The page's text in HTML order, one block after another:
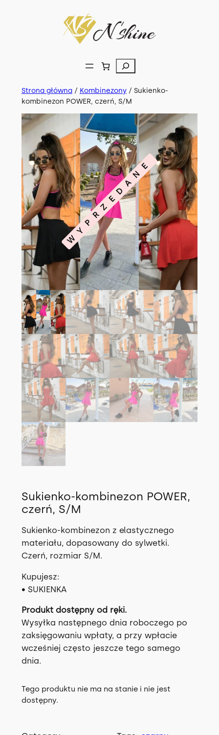
Szukaj
Strona główna/ Kombinezony/ Sukienko-
kombinezon POWER, czerń, S/M
WYPRZEDANE
Sukienko-kombinezon POWER,
czerń, S/M
Sukienko-kombinezon z elastycznego
materiału, dopasowany do sylwetki.
Czerń, rozmiar S/M.
Kupujesz:
• SUKIENKA
Produkt dostępny od ręki.
Wysyłka następnego dnia roboczego po
zaksięgowaniu wpłaty, a przy wpłacie
wcześniej często jeszcze tego samego
dnia.
Tego produktu nie ma na stanie i nie jest
dostępny.